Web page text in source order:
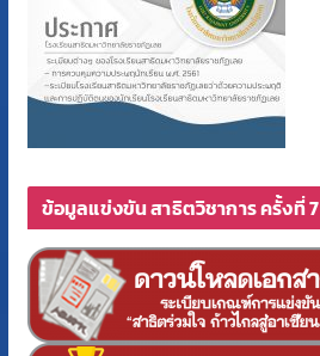
ข้อมูลแข่งขัน สาธิตวิชาการ ครั้งที่ 7